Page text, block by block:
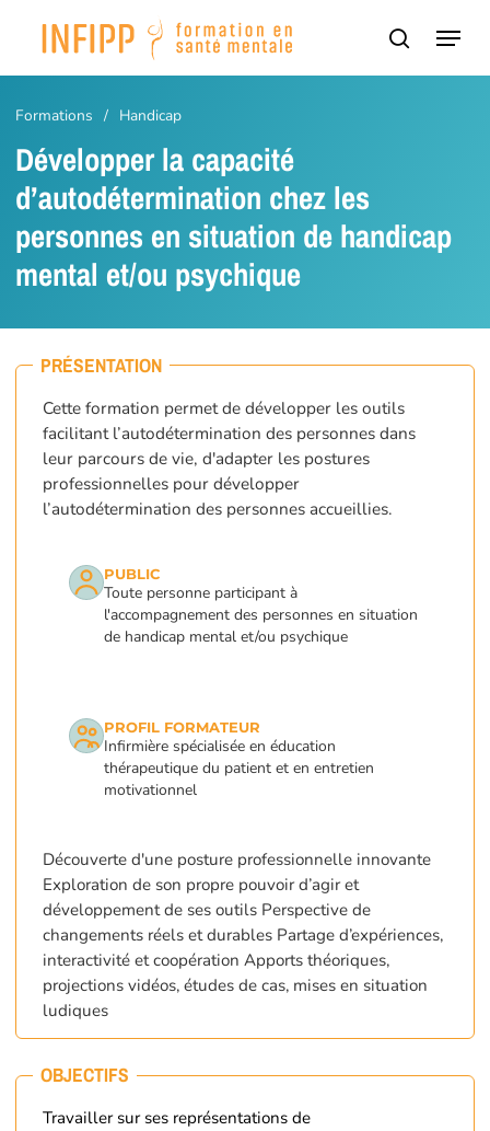
Panneau de gestion des cookies Menu
Formations / Handicap
Développer la capacité
d’autodétermination chez les
personnes en situation de handicap
mental et/ou psychique
PRÉSENTATION
Cette formation permet de développer les outils
facilitant l’autodétermination des personnes dans
leur parcours de vie, d'adapter les postures
professionnelles pour développer
l’autodétermination des personnes accueillies.
PUBLIC
Toute personne participant à
l'accompagnement des personnes en situation
de handicap mental et/ou psychique
PROFIL FORMATEUR
Infirmière spécialisée en éducation
thérapeutique du patient et en entretien
motivationnel
Découverte d'une posture professionnelle innovante
Exploration de son propre pouvoir d’agir et
développement de ses outils Perspective de
changements réels et durables Partage d’expériences,
interactivité et coopération Apports théoriques,
projections vidéos, études de cas, mises en situation
ludiques
OBJECTIFS
Travailler sur ses représentations de